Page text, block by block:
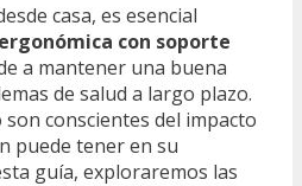
casa, es esencial
con soporte
a mantener una buena
de salud a largo plazo.
conscientes del impacto
puede tener en su
guía, exploraremos las